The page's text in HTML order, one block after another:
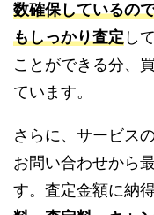
数確保しているの
もしっかり査定 し
ことができる分、
ています。
さらに、サービス
お問い合わせから
す。査定金額に納